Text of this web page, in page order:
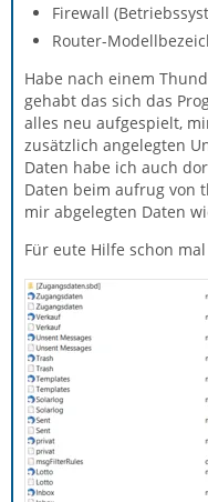
Firewall
Router-
Habe nach einem
gehabt das sich das
alles neu aufgespielt,
zusätzlich angelegten
Daten habe ich auch
Daten beim aufrug von
mir abgelegten Daten
Für eute Hilfe schon